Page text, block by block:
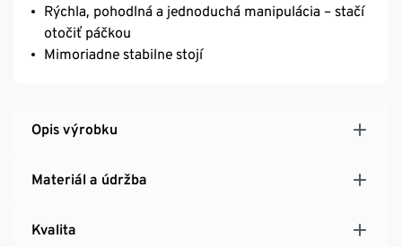
Rýchla, pohodlná a jednoduchá manipulácia – stačí
otočiť páčkou
Mimoriadne stabilne stojí
Opis výrobku
Materiál a údržba
Kvalita